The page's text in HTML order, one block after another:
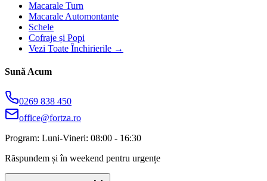
Macarale Turn
Macarale Automontante
Schele
Cofraje și Popi
Vezi Toate Închirierile →
Sună Acum
0269 838 450
office@fortza.ro
Program: Luni-Vineri: 08:00 - 16:30
Răspundem și în weekend pentru urgențe